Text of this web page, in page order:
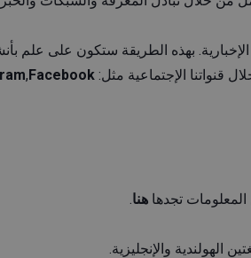
بهذه الطريقة ستكون على علم
قنواتنا الإجتماعية مثل:
,Facebook
هنا.
الهولندية والإنجليزية.